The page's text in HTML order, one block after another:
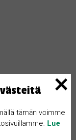
tämän voimme
Lue